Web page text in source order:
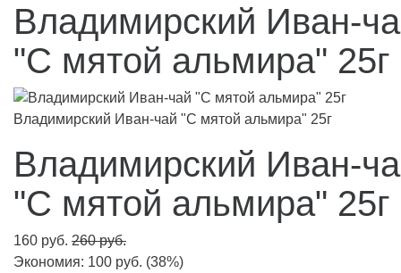
Владимирский Иван-
"С мятой альмира" 25г
Владимирский Иван-чай "С мятой альмира" 25г
Владимирский Иван-
"С мятой альмира" 25г
160 руб. 260 руб.
Экономия: 100 руб. (38%)